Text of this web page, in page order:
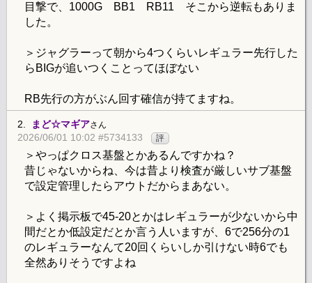
目撃で、1000G BB1 RB11 そこから逆転もありま
した。
＞ジャグラーって朝から4つくらいレギュラー先行した
らBIGが追いつくことってほぼない
RB先行の方がぶん回す確信が持てますね。
2. まど☆マギアさん
2026/06/01 10:02 #5734133 評
＞やっぱクロス基盤とかあるんですかね？
昔じゃないからね、今は昔より検査が厳しいサブ基盤
で設定管理したらアウトだからまあない。
＞よく掲示板で45-20とかはレギュラーが少ないから中
間だとか低設定だとか言う人いますが、6で256分の1
のレギュラーなんて20回くらいしか引けない時6でも
全然ありそうですよね